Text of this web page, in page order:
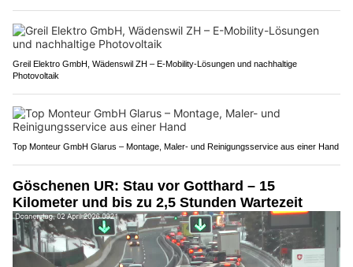
Greil Elektro GmbH, Wädenswil ZH – E-Mobility-Lösungen und nachhaltige
Photovoltaik
Top Monteur GmbH Glarus – Montage, Maler- und Reinigungsservice aus einer Hand
Göschenen UR: Stau vor Gotthard – 15
Kilometer und bis zu 2,5 Stunden Wartezeit